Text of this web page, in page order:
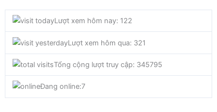
c
e
b
o
i
t
t
e
u
t
u
b
Lượt xem hôm nay: 122
Lượt xem hôm qua: 321
Tổng cộng lượt truy cập: 345795
Đang online:7